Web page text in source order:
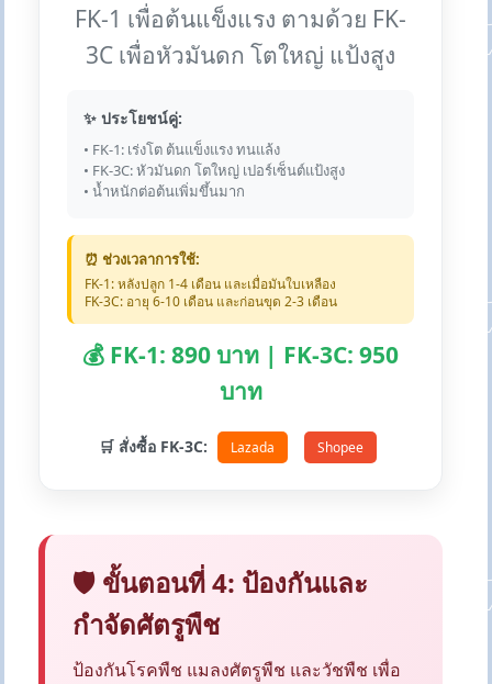
FK-1 เพื่อต้นแข็งแรง ตามด้วย FK-
3C เพื่อหัวมันดก โตใหญ่ แป้งสูง
✨ ประโยชน์คู่:
• FK-1: เร่งโต ต้นแข็งแรง ทนแล้ง
• FK-3C: หัวมันดก โตใหญ่ เปอร์เซ็นต์แป้งสูง
• น้ำหนักต่อต้นเพิ่มขึ้นมาก
⏰ ช่วงเวลาการใช้:
FK-1: หลังปลูก 1-4 เดือน และเมื่อมันใบเหลือง
FK-3C: อายุ 6-10 เดือน และก่อนขุด 2-3 เดือน
💰 FK-1: 890 บาท | FK-3C: 950
บาท
🛒 สั่งซื้อ FK-3C: Lazada Shopee
🛡️ ขั้นตอนที่ 4: ป้องกันและ
กำจัดศัตรูพืช
ป้องกันโรคพืช แมลงศัตรูพืช และวัชพืช เพื่อ